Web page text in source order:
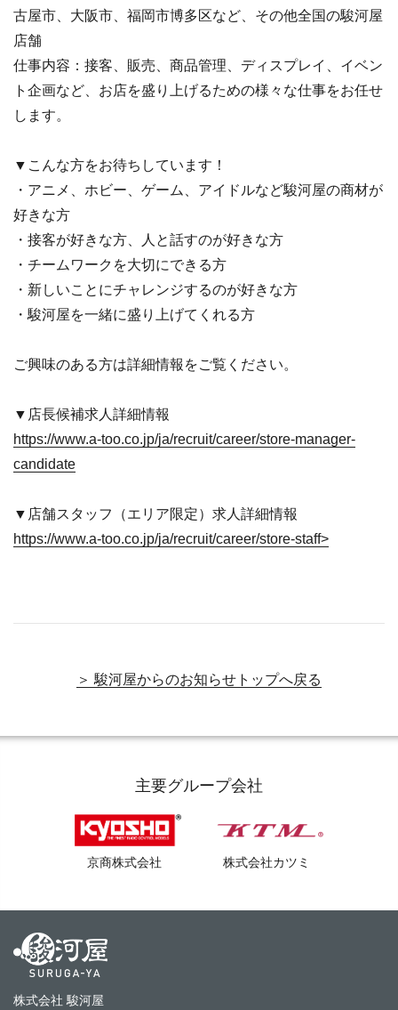
古屋市、大阪市、福岡市博多区など、その他全国の駿河屋
店舗
仕事内容：接客、販売、商品管理、ディスプレイ、イベン
ト企画など、お店を盛り上げるための様々な仕事をお任せ
します。
▼こんな方をお待ちしています！
・アニメ、ホビー、ゲーム、アイドルなど駿河屋の商材が
好きな方
・接客が好きな方、人と話すのが好きな方
・チームワークを大切にできる方
・新しいことにチャレンジするのが好きな方
・駿河屋を一緒に盛り上げてくれる方
ご興味のある方は詳細情報をご覧ください。
▼店長候補求人詳細情報
https://www.a-too.co.jp/ja/recruit/career/store-manager-
candidate
▼店舗スタッフ（エリア限定）求人詳細情報
https://www.a-too.co.jp/ja/recruit/career/store-staff>
＞ 駿河屋からのお知らせトップへ戻る
主要グループ会社
京商株式会社 株式会社カツミ
株式会社 駿河屋